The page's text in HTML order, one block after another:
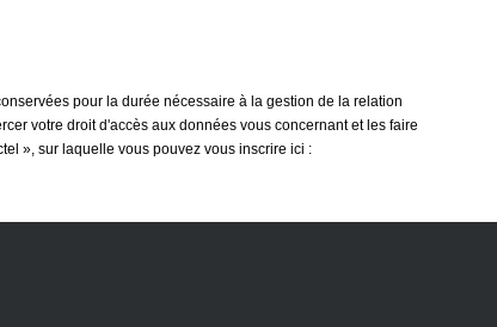
pour la durée nécessaire à la gestion de la relation
votre droit d'accès aux données vous concernant et les faire
», sur laquelle vous pouvez vous inscrire ici :